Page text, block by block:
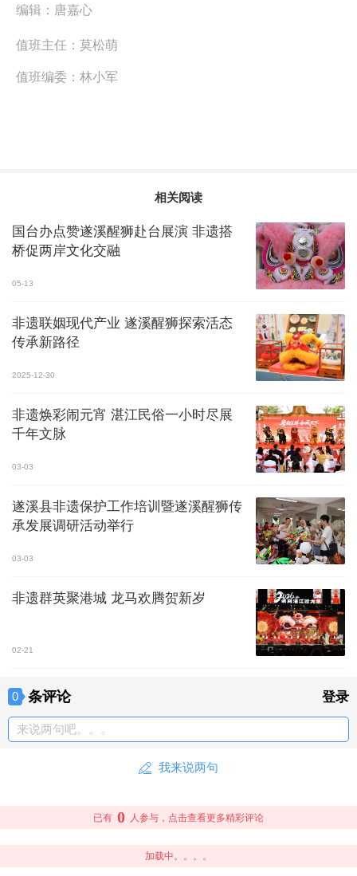
编辑： 唐嘉心
值班主任： 莫松萌
值班编委： 林小军
相关阅读
国台办点赞遂溪醒狮赴台展演 非遗搭
桥促两岸文化交融
05-13
非遗联姻现代产业 遂溪醒狮探索活态
传承新路径
2025-12-30
非遗焕彩闹元宵 湛江民俗一小时尽展
千年文脉
03-03
遂溪县非遗保护工作培训暨遂溪醒狮传
承发展调研活动举行
03-03
非遗群英聚港城 龙马欢腾贺新岁
02-21
0 条评论 登录
来说两句吧。。。
我来说两句
已有 0 人参与，点击查看更多精彩评论
加载中。。。。